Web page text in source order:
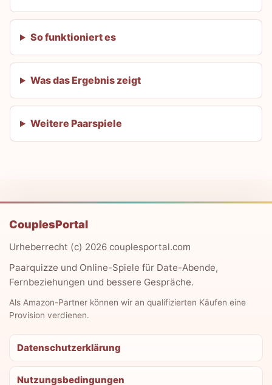
So funktioniert es
Was das Ergebnis zeigt
Weitere Paarspiele
CouplesPortal
Urheberrecht (c) 2026 couplesportal.com
Paarquizze und Online-Spiele für Date-Abende,
Fernbeziehungen und bessere Gespräche.
Als Amazon-Partner können wir an qualifizierten Käufen eine
Provision verdienen.
Datenschutzerklärung
Nutzungsbedingungen